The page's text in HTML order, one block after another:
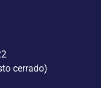
cerrado)